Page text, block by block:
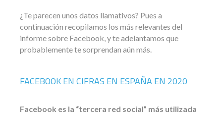
¿Te parecen unos datos llamativos? Pues a
continuación recopilamos los más relevantes del
informe sobre Facebook, y te adelantamos que
probablemente te sorprendan aún más.
FACEBOOK EN CIFRAS EN ESPAÑA EN 2020
Facebook es la “tercera red social” más utilizada